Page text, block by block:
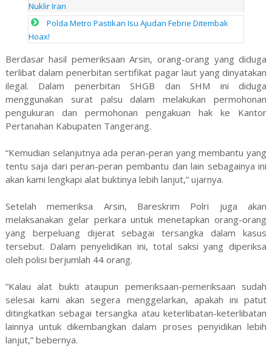
Nuklir Iran
Polda Metro Pastikan Isu Ajudan Febrie Ditembak
Hoax!
Berdasar hasil pemeriksaan Arsin, orang-orang yang diduga
terlibat dalam penerbitan sertifikat pagar laut yang dinyatakan
ilegal. Dalam penerbitan SHGB dan SHM ini diduga
menggunakan surat palsu dalam melakukan permohonan
pengukuran dan permohonan pengakuan hak ke Kantor
Pertanahan Kabupaten Tangerang.
“Kemudian selanjutnya ada peran-peran yang membantu yang
tentu saja dari peran-peran pembantu dan lain sebagainya ini
akan kami lengkapi alat buktinya lebih lanjut,” ujarnya.
Setelah memeriksa Arsin, Bareskrim Polri juga akan
melaksanakan gelar perkara untuk menetapkan orang-orang
yang berpeluang dijerat sebagai tersangka dalam kasus
tersebut. Dalam penyelidikan ini, total saksi yang diperiksa
oleh polisi berjumlah 44 orang.
“Kalau alat bukti ataupun pemeriksaan-pemeriksaan sudah
selesai kami akan segera menggelarkan, apakah ini patut
ditingkatkan sebagai tersangka atau keterlibatan-keterlibatan
lainnya untuk dikembangkan dalam proses penyidikan lebih
lanjut,” bebernya.